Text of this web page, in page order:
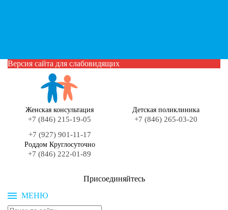
Версия сайта для слабовидящих
Женская консультация
+7 (846) 215-19-05
+7 (927) 901-11-17
Детская поликлиника
+7 (846) 265-03-20
Роддом Круглосуточно
+7 (846) 222-01-89
Присоединяйтесь
МЕНЮ